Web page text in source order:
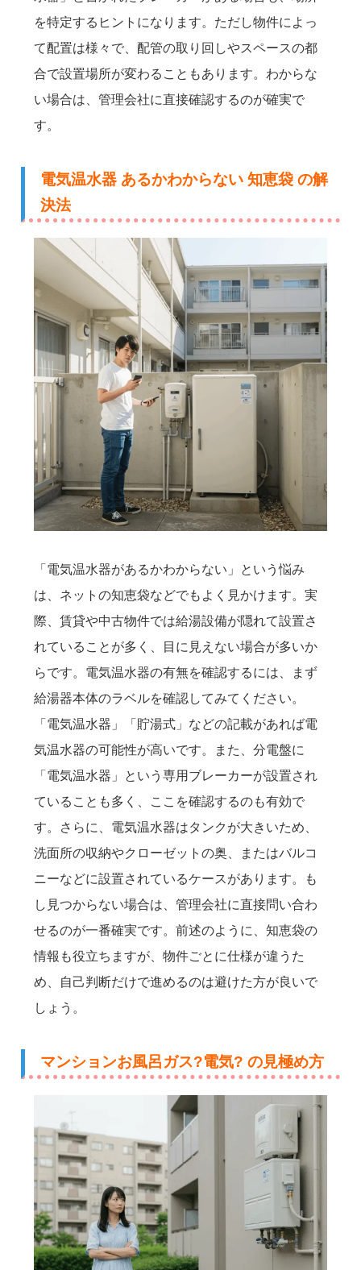
を特定するヒントになります。ただし物件によっ
て配置は様々で、配管の取り回しやスペースの都
合で設置場所が変わることもあります。わからな
い場合は、管理会社に直接確認するのが確実で
す。
電気温水器 あるかわからない 知恵袋 の解
決法
「電気温水器があるかわからない」という悩み
は、ネットの知恵袋などでもよく見かけます。実
際、賃貸や中古物件では給湯設備が隠れて設置さ
れていることが多く、目に見えない場合が多いか
らです。電気温水器の有無を確認するには、まず
給湯器本体のラベルを確認してみてください。
「電気温水器」「貯湯式」などの記載があれば電
気温水器の可能性が高いです。また、分電盤に
「電気温水器」という専用ブレーカーが設置され
ていることも多く、ここを確認するのも有効で
す。さらに、電気温水器はタンクが大きいため、
洗面所の収納やクローゼットの奥、またはバルコ
ニーなどに設置されているケースがあります。も
し見つからない場合は、管理会社に直接問い合わ
せるのが一番確実です。前述のように、知恵袋の
情報も役立ちますが、物件ごとに仕様が違うた
め、自己判断だけで進めるのは避けた方が良いで
しょう。
マンションお風呂ガス?電気? の見極め方